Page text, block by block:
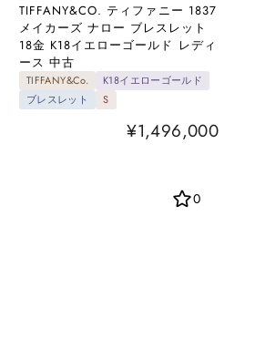
TIFFANY&CO. ティファニー 1837
メイカーズ ナロー ブレスレット
18金 K18イエローゴールド レディ
ース 中古
TIFFANY&Co.
K18イエローゴールド
ブレスレット
S
¥1,496,000
0